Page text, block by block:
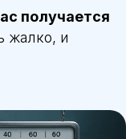
получается
жалко, и